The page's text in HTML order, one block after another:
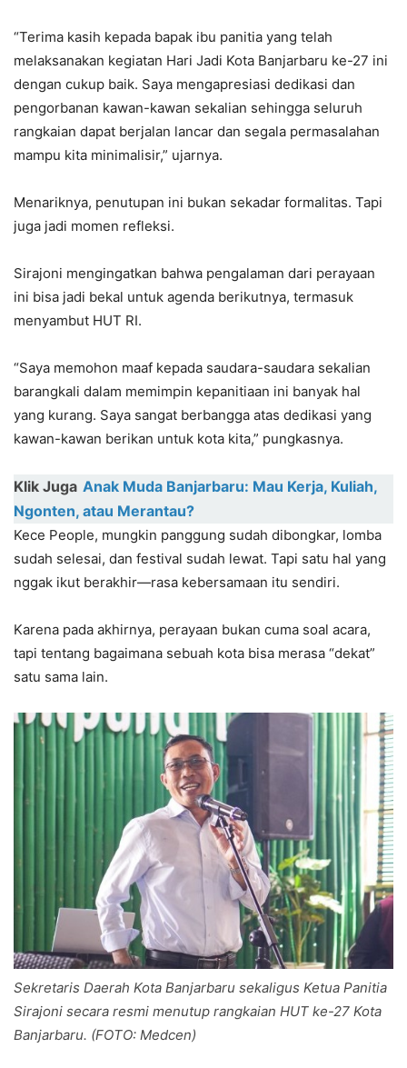
“Terima kasih kepada bapak ibu panitia yang telah
melaksanakan kegiatan Hari Jadi Kota Banjarbaru ke-27 ini
dengan cukup baik. Saya mengapresiasi dedikasi dan
pengorbanan kawan-kawan sekalian sehingga seluruh
rangkaian dapat berjalan lancar dan segala permasalahan
mampu kita minimalisir,” ujarnya.
Menariknya, penutupan ini bukan sekadar formalitas. Tapi
juga jadi momen refleksi.
Sirajoni mengingatkan bahwa pengalaman dari perayaan
ini bisa jadi bekal untuk agenda berikutnya, termasuk
menyambut HUT RI.
“Saya memohon maaf kepada saudara-saudara sekalian
barangkali dalam memimpin kepanitiaan ini banyak hal
yang kurang. Saya sangat berbangga atas dedikasi yang
kawan-kawan berikan untuk kota kita,” pungkasnya.
Klik Juga Anak Muda Banjarbaru: Mau Kerja, Kuliah,
Ngonten, atau Merantau?
Kece People, mungkin panggung sudah dibongkar, lomba
sudah selesai, dan festival sudah lewat. Tapi satu hal yang
nggak ikut berakhir—rasa kebersamaan itu sendiri.
Karena pada akhirnya, perayaan bukan cuma soal acara,
tapi tentang bagaimana sebuah kota bisa merasa “dekat”
satu sama lain.
Sekretaris Daerah Kota Banjarbaru sekaligus Ketua Panitia
Sirajoni secara resmi menutup rangkaian HUT ke-27 Kota
Banjarbaru. (FOTO: Medcen)